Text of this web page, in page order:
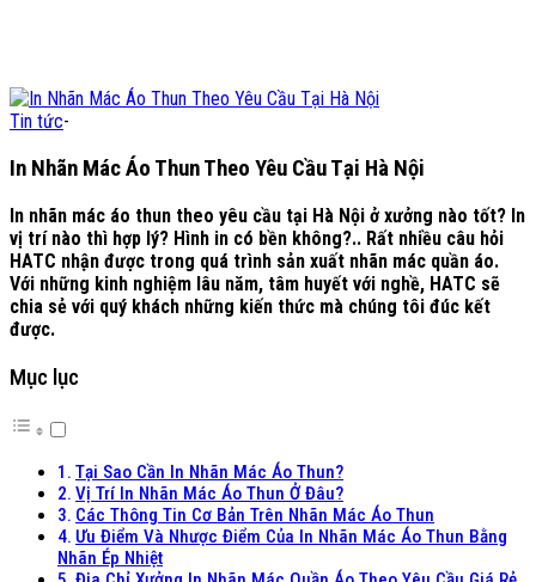
Tin tức-
In Nhãn Mác Áo Thun Theo Yêu Cầu Tại Hà Nội
In nhãn mác áo thun theo yêu cầu tại Hà Nội ở xưởng nào tốt? In
vị trí nào thì hợp lý? Hình in có bền không?.. Rất nhiều câu hỏi
HATC nhận được trong quá trình sản xuất nhãn mác quần áo.
Với những kinh nghiệm lâu năm, tâm huyết với nghề, HATC sẽ
chia sẻ với quý khách những kiến thức mà chúng tôi đúc kết
được.
Mục lục
Tại Sao Cần In Nhãn Mác Áo Thun?
Vị Trí In Nhãn Mác Áo Thun Ở Đâu?
Các Thông Tin Cơ Bản Trên Nhãn Mác Áo Thun
Ưu Điểm Và Nhược Điểm Của In Nhãn Mác Áo Thun Bằng
Nhãn Ép Nhiệt